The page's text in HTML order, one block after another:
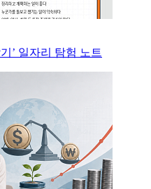
’ 일자리 탐험 노트